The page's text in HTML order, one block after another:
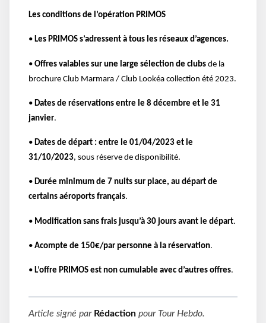
Les conditions de l’opération PRIMOS
• Les PRIMOS s’adressent à tous les réseaux d’agences.
• Offres valables sur une large sélection de clubs de la
brochure Club Marmara / Club Lookéa collection été 2023.
• Dates de réservations entre le 8 décembre et le 31
janvier.
• Dates de départ : entre le 01/04/2023 et le
31/10/2023, sous réserve de disponibilité.
• Durée minimum de 7 nuits sur place, au départ de
certains aéroports français.
• Modification sans frais jusqu’à 30 jours avant le départ.
• Acompte de 150€/par personne à la réservation.
• L’offre PRIMOS est non cumulable avec d’autres offres.
Article signé par Rédaction pour Tour Hebdo.